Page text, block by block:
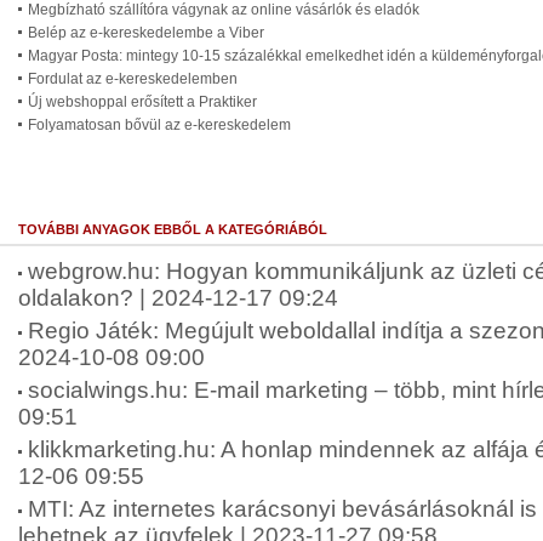
Megbízható szállítóra vágynak az online vásárlók és eladók
Belép az e-kereskedelembe a Viber
Magyar Posta: mintegy 10-15 százalékkal emelkedhet idén a
Fordulat az e-kereskedelemben
Új webshoppal erősített a Praktiker
Folyamatosan bővül az e-kereskedelem
TOVÁBBI ANYAGOK EBBŐL A KATEGÓRIÁBÓL
webgrow.hu: Hogyan kommunikáljunk az üzleti
oldalakon? | 2024-12-17 09:24
Regio Játék: Megújult weboldallal indítja a
2024-10-08 09:00
socialwings.hu: E-mail marketing – több, mint
09:51
klikkmarketing.hu: A honlap mindennek az alfája
12-06 09:55
MTI: Az internetes karácsonyi bevásárlásoknál
lehetnek az ügyfelek | 2023-11-27 09:58